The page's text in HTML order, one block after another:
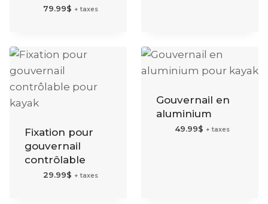
79.99$ + taxes
Fixation pour
gouvernail
contrôlable
29.99$ + taxes
Gouvernail en
aluminium
49.99$ + taxes